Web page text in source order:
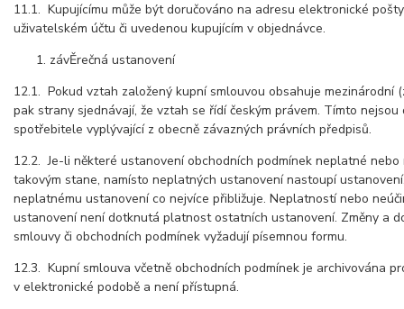
11.1. Kupujícímu může být doručováno na adresu elektronické
uživatelském účtu či uvedenou kupujícím v objednávce.
závĚrečná ustanovení
12.1. Pokud vztah založený kupní smlouvou obsahuje mezinárodní
pak strany sjednávají, že vztah se řídí českým právem. Tímto
spotřebitele vyplývající z obecně závazných právních předpisů.
12.2. Je-li některé ustanovení obchodních podmínek neplatné nebo
takovým stane, namísto neplatných ustanovení nastoupí
neplatnému ustanovení co nejvíce přibližuje. Neplatností nebo
ustanovení není dotknutá platnost ostatních ustanovení. Změny a
smlouvy či obchodních podmínek vyžadují písemnou formu.
12.3. Kupní smlouva včetně obchodních podmínek je archivována
v elektronické podobě a není přístupná.